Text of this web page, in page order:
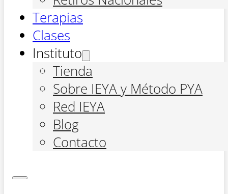
Terapias
Clases
Instituto
Tienda
Sobre IEYA y Método PYA
Red IEYA
Blog
Contacto